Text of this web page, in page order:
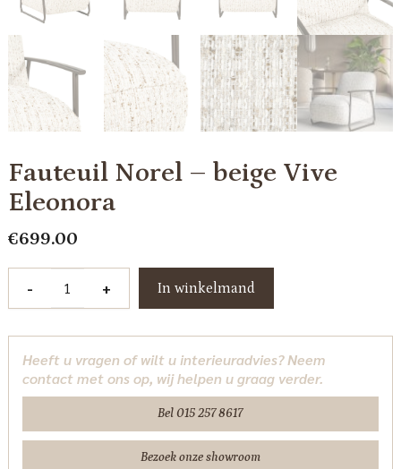
Fauteuil Norel – beige Vive
Eleonora
€699.00
-
beige
Vive
Eleonora
+ In winkelmand
Heeft u vragen of wilt u interieuradvies? Neem
contact met ons op, wij helpen u graag verder.
Bel 015 257 8617
Bezoek onze showroom